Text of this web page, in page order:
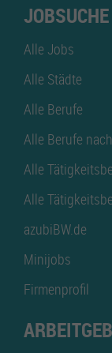
JOBSUCHE
Alle Jobs
Alle Städte
Alle Berufe
Alle Berufe
Alle
Alle
azubiBW.de
Minijobs
Firmenprofil